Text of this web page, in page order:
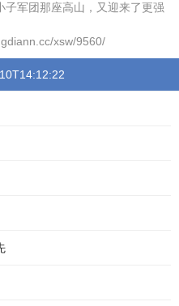
军团那座高山，又迎来了更强
xsw/9560/